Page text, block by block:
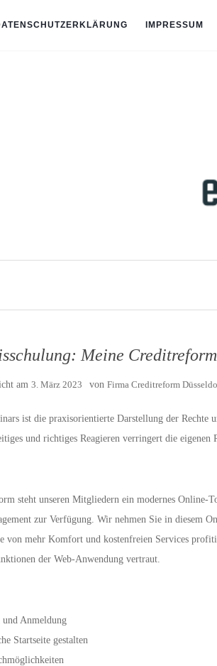
IMPRESSUM
Meine
am 3. März 2023 von Firma Creditreform
ist die praxisorientierte Darstellung der
und richtiges Reagieren verringert die eigenen
steht unseren Mitgliedern ein modernes Online-
zur Verfügung. Wir nehmen Sie in diesem
von mehr Komfort und kostenfreien Services
der Web-Anwendung vertraut.
Anmeldung
Startseite gestalten